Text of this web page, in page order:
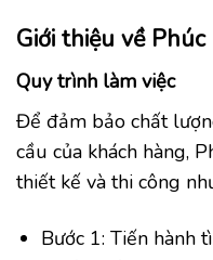
Giới thiệu về
Quy trình làm việc
Để đảm bảo chất
cầu của khách hàng,
thiết kế và thi công
Bước 1: Tiến hành